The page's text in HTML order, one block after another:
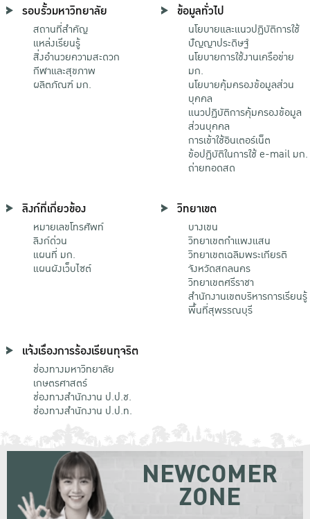
รอบรั้วมหาวิทยาลัย
สถานที่สำคัญ
แหล่งเรียนรู้
สิ่งอำนวยความสะดวก
กีฬาและสุขภาพ
ผลิตภัณฑ์ มก.
ข้อมูลทั่วไป
นโยบายและแนวปฏิบัติการใช้
ปัญญาประดิษฐ์
นโยบายการใช้งานเครือข่าย
มก.
นโยบายคุ้มครองข้อมูลส่วน
บุคคล
แนวปฏิบัติการคุ้มครองข้อมูล
ส่วนบุคคล
การเข้าใช้อินเตอร์เน็ต
ข้อปฏิบัติในการใช้ e-mail มก.
ถ่ายทอดสด
ลิงก์ที่เกี่ยวข้อง
หมายเลขโทรศัพท์
ลิงก์ด่วน
แผนที่ มก.
แผนผังเว็บไซต์
วิทยาเขต
บางเขน
วิทยาเขตกําแพงแสน
วิทยาเขตเฉลิมพระเกียรติ
จังหวัดสกลนคร
วิทยาเขตศรีราชา
สำนักงานเขตบริหารการเรียนรู้
พื้นที่สุพรรณบุรี
แจ้งเรื่องการร้องเรียนทุจริต
ช่องทางมหาวิทยาลัย
เกษตรศาสตร์
ช่องทางสำนักงาน ป.ป.ช.
ช่องทางสำนักงาน ป.ป.ท.
NEWCOMER
ZONE